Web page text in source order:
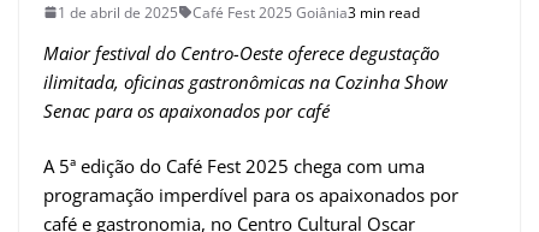
1 de abril de 2025 Café Fest 2025 Goiânia3 min read
Maior festival do Centro-Oeste oferece degustação
ilimitada, oficinas gastronômicas na Cozinha Show
Senac para os apaixonados por café
A 5ª edição do Café Fest 2025 chega com uma
programação imperdível para os apaixonados por
café e gastronomia, no Centro Cultural Oscar